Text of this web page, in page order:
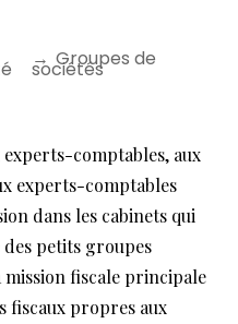
compétences
→ Groupes de
sociétés
experts-comptables, aux
experts-comptables
dans les cabinets qui
petits groupes
mission fiscale principale
fiscaux propres aux